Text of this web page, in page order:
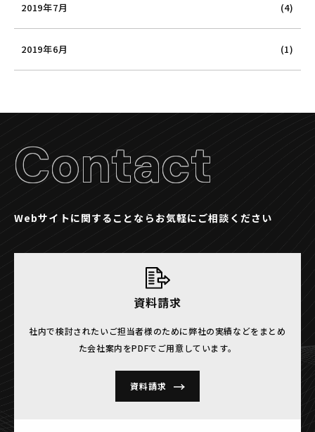
2019年7月 (4)
2019年6月 (1)
Contact
Webサイトに関することならお気軽にご相談ください
資料請求
社内で検討されたいご担当者様のために弊社の実績などをまとめ
た会社案内をPDFでご用意しています。
資料請求